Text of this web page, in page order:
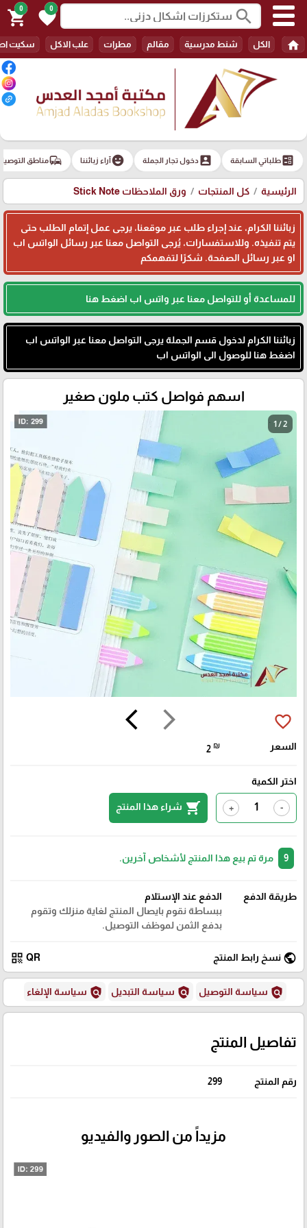
search
0
favorite
0
shopping_cart
home الكل شنط مدرسية مقالم مطرات علب الاكل سكيت
ballotطلباتي السابقة account_boxدخول تجار الجملة emoji_emotionsآراء زبائننا commuteمناطق
الرئيسية كل المنتجات ورق الملاحظات Stick Note
زبائننا الكرام، عند إجراء طلب عبر موقعنا، يرجى عمل إتمام الطلب حتى
يتم تنفيذه. وللاستفسارات، يُرجى التواصل معنا عبر رسائل الواتس اب
او عبر رسائل الصفحة. شكرًا لتفهمكم
للمساعدة أو للتواصل معنا عبر واتس اب اضغط هنا
زبائننا الكرام لدخول قسم الجملة يرجى التواصل معنا عبر الواتس اب
اضغط هنا للوصول الى الواتس اب
اسهم فواصل كتب ملون صغير
1 / 2
arrow_forward_ios
arrow_back_ios favorite_border
السعر 2 ₪
اختر الكمية
-
+
shopping_cart شراء هذا المنتج
مرة تم بيع هذا المنتج لأشخاص آخرين.
طريقة الدفع
الدفع عند الإستلام
ببساطة نقوم بايصال المنتج لغاية منزلك وتقوم
بدفع الثمن لموظف التوصيل.
public نسخ رابط المنتج QR
qr_code
policy سياسة التوصيل policy سياسة التبديل policy سياسة الإلغاء
تفاصيل المنتج
رقم المنتج 299
مزيداً من الصور والفيديو